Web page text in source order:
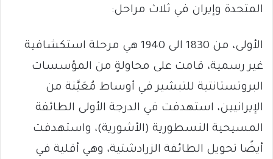
المتحدة وإيران في ثلاث مراحل:
الأولى، من 1830 الى 1940 هي مرحلة استكشافية
غير رسمية، قامت على محاولةٍ من المؤسسات
البروتستانتية للتبشير في أوساط مُعَيَّنة من
الإيرانيين، استهدفت في الدرجة الأولى الطائفة
المسيحية النسطورية (الأشورية)، واستهدفت
أيضًا تحويل الطائفة الزرادشتية، وهي أقلية في